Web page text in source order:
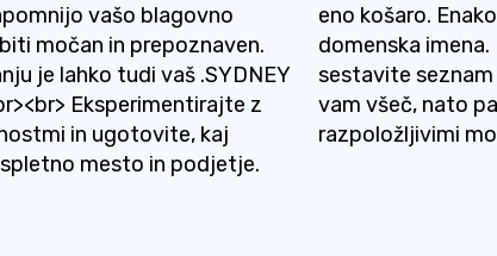
vašo blagovno
močan in prepoznaven.
je lahko tudi vaš .SYDNEY
Eksperimentirajte z
in ugotovite, kaj
mesto in podjetje.
eno košaro.
domenska
sestavite seznam
vam všeč, nato
razpoložljivimi